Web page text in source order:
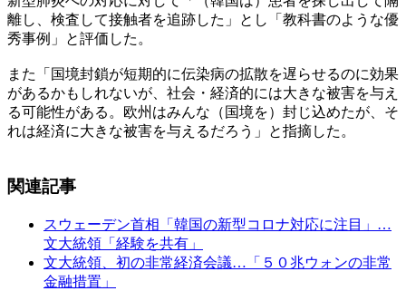
離し、検査して接触者を追跡した」とし「教科書のような優
秀事例」と評価した。
また「国境封鎖が短期的に伝染病の拡散を遅らせるのに効果
があるかもしれないが、社会・経済的には大きな被害を与え
る可能性がある。欧州はみんな（国境を）封じ込めたが、そ
れは経済に大きな被害を与えるだろう」と指摘した。
関連記事
スウェーデン首相「韓国の新型コロナ対応に注目」…
文大統領「経験を共有」
文大統領、初の非常経済会議…「５０兆ウォンの非常
金融措置」